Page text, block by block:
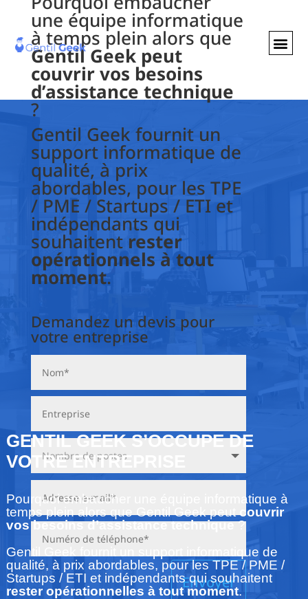
une équipe informatique
à temps plein alors que
Gentil Geek peut
couvrir vos besoins
d’assistance technique
?
Gentil Geek fournit un
support informatique de
qualité, à prix
abordables, pour les TPE
/ PME / Startups / ETI et
indépendants qui
souhaitent rester
opérationnels à tout
moment.
Demandez un devis pour
votre entreprise
Envoyer
GENTIL GEEK S’OCCUPE DE
VOTRE ENTREPRISE
Pourquoi embaucher une équipe informatique à
temps plein alors que Gentil Geek peutcouvrir
vos besoins d’assistance technique?
Gentil Geek fournit un support informatique de
qualité, à prix abordables, pour les TPE / PME /
Startups / ETI et indépendants qui souhaitent
rester opérationnelles à tout moment.